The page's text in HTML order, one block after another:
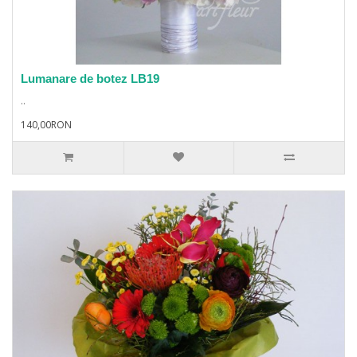
Lumanare de botez LB19
..
140,00RON